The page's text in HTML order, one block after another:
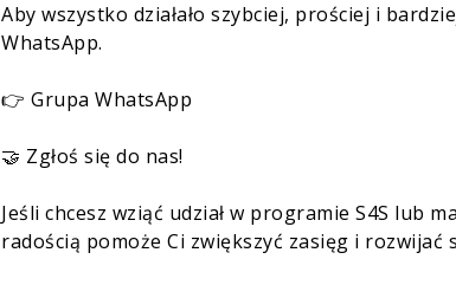
Aby wszystko działało szybciej, prościej i
WhatsApp.
👉 Grupa WhatsApp
🤝 Zgłoś się do nas!
Jeśli chcesz wziąć udział w programie S4S lub
radością pomoże Ci zwiększyć zasięg i rozwijać